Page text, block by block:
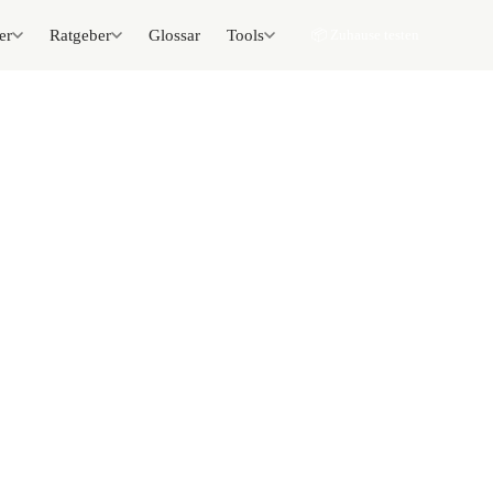
Ratgeber Glossar Tools